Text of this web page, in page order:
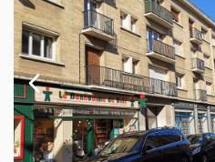
Estimer
Nos services
Nos agences